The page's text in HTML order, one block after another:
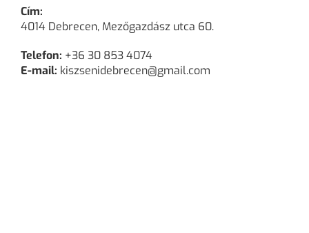
Cím:
4014 Debrecen, Mezőgazdász utca 60.
Telefon: +36 30 853 4074
E-mail: kiszsenidebrecen@gmail.com